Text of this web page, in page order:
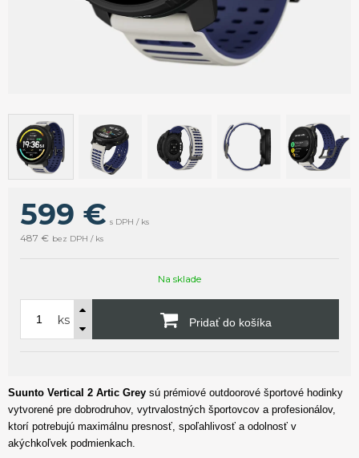
599 € s DPH / ks
487 € bez DPH / ks
Na sklade
ks Pridať do košíka
Suunto Vertical 2 Artic Grey sú prémiové outdoorové športové hodinky
vytvorené pre dobrodruhov, vytrvalostných športovcov a profesionálov,
ktorí potrebujú maximálnu presnosť, spoľahlivosť a odolnosť v
akýchkoľvek podmienkach.